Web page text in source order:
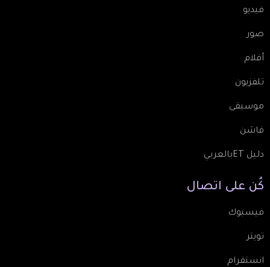
فيديو
صور
أفلام
تلفزيون
موسيقى
فاشن
دليل ETبالعربي
كُن على اتصال
فيسبوك
تويتر
انستقرام